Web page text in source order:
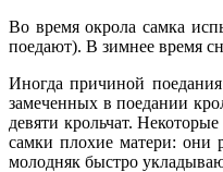
Во время окрола самка
поедают). В зимнее время
Иногда причиной
замеченных в поедании
девяти крольчат.
самки плохие матери: они
молодняк быстро